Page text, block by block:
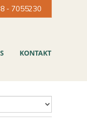
- 7055230
KONTAKT